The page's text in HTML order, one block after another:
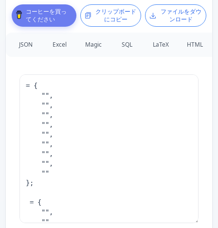
コーヒーを買っ
てください
クリップボード
にコピー
ファイルをダウ
ンロード
JSON Excel Magic SQL LaTeX HTML